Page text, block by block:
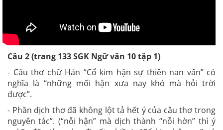
Câu 2 (trang 133 SGK Ngữ văn 10 tập 1)
- Câu thơ chữ Hán “Cổ kim hận sự thiên nan vấn” có
nghĩa là “những mối hận xưa nay khó mà hỏi trời
được”.
- Phần dịch thơ đã không lột tả hết ý của câu thơ trong
nguyên tác”. (“nỗi hận” mà dịch thành “nỗi hờn” thì ý